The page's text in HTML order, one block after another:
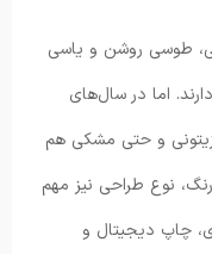
طوسی روشن و یاسی
اما در سال‌های
زیتونی و حتی مشکی هم
نوع طراحی نیز مهم
چاپ دیجیتال و